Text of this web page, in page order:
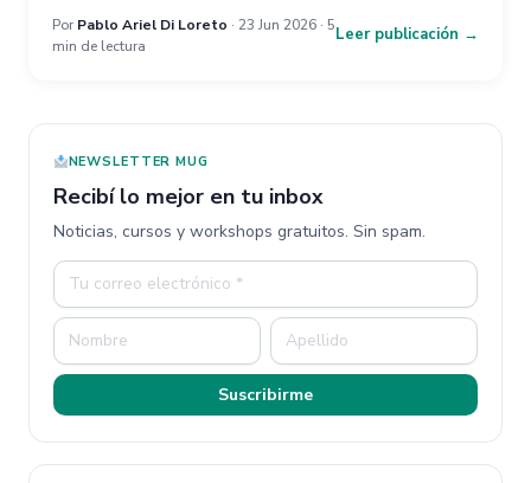
Por Pablo Ariel Di Loreto · 23 Jun 2026 · 5
min de lectura
Leer publicación →
NEWSLETTER MUG
Recibí lo mejor en tu inbox
Noticias, cursos y workshops gratuitos. Sin spam.
Suscribirme